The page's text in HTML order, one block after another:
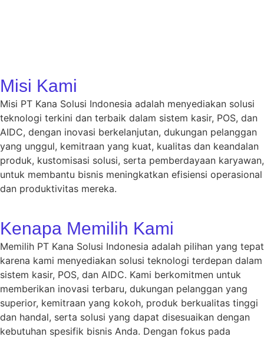
Misi Kami
Misi PT Kana Solusi Indonesia adalah menyediakan solusi
teknologi terkini dan terbaik dalam sistem kasir, POS, dan
AIDC, dengan inovasi berkelanjutan, dukungan pelanggan
yang unggul, kemitraan yang kuat, kualitas dan keandalan
produk, kustomisasi solusi, serta pemberdayaan karyawan,
untuk membantu bisnis meningkatkan efisiensi operasional
dan produktivitas mereka.
Kenapa Memilih Kami
Memilih PT Kana Solusi Indonesia adalah pilihan yang tepat
karena kami menyediakan solusi teknologi terdepan dalam
sistem kasir, POS, dan AIDC. Kami berkomitmen untuk
memberikan inovasi terbaru, dukungan pelanggan yang
superior, kemitraan yang kokoh, produk berkualitas tinggi
dan handal, serta solusi yang dapat disesuaikan dengan
kebutuhan spesifik bisnis Anda. Dengan fokus pada